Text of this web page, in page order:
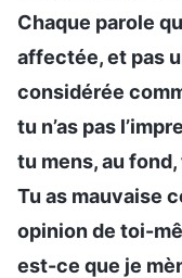
Chaque parole
affectée, et pas
considérée
tu n’as pas
tu mens, au
Tu as mauvaise
opinion de toi-
est-ce que je